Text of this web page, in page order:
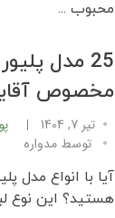
محبوب ...
25 مدل
مخصوص
تیر 7, 1404
توسط مدواره
آیا با انواع مدل
هستید؟ این نوع